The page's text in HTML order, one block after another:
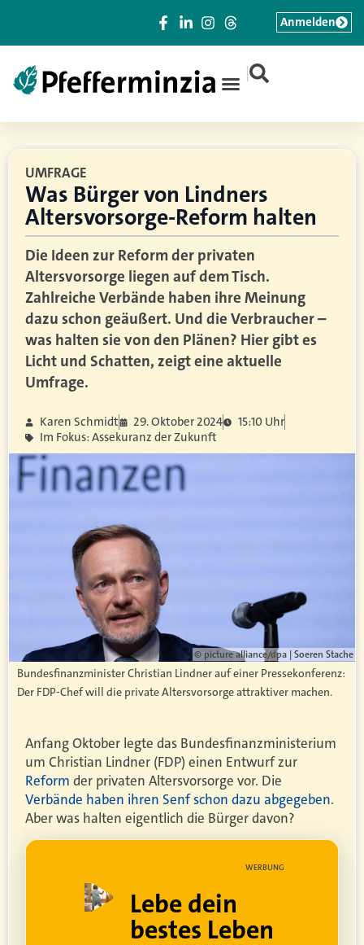
|
Anmelden
UMFRAGE
Was Bürger von Lindners
Altersvorsorge-Reform halten
Die Ideen zur Reform der privaten
Altersvorsorge liegen auf dem Tisch.
Zahlreiche Verbände haben ihre Meinung
dazu schon geäußert. Und die Verbraucher –
was halten sie von den Plänen? Hier gibt es
Licht und Schatten, zeigt eine aktuelle
Umfrage.
Karen Schmidt 29. Oktober 2024
15:10 Uhr
Im Fokus: Assekuranz der Zukunft
© picture alliance/dpa | Soeren Stache
Bundesfinanzminister Christian Lindner auf einer Pressekonferenz:
Der FDP-Chef will die private Altersvorsorge attraktiver machen.
Anfang Oktober legte das Bundesfinanzministerium
um Christian Lindner (FDP) einen Entwurf zur
Reform der privaten Altersvorsorge vor. Die
Verbände haben ihren Senf schon dazu abgegeben.
Aber was halten eigentlich die Bürger davon?
WERBUNG
Lebe dein
bestes Leben